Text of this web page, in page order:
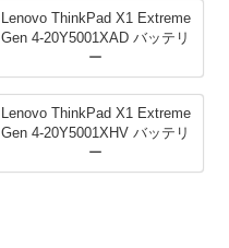
Lenovo ThinkPad X1 Extreme
Gen 4-20Y5001XAD バッテリ
ー
Lenovo ThinkPad X1 Extreme
Gen 4-20Y5001XHV バッテリ
ー